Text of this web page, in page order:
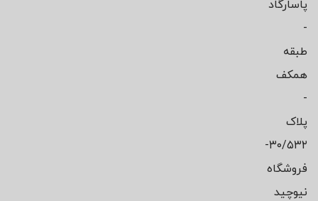
پاسارگاد
-
طبقه
همکف
-
پلاک
۳۰/۵۳۲-
فروشگاه
نیوچید